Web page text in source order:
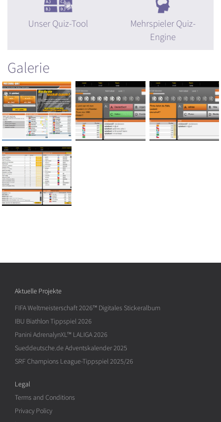
Unser Quiz-Tool
Mehrspieler Quiz-
Engine
Galerie
Aktuelle Projekte
FIFA Weltmeisterschaft 2026™ Digitales Stickeralbum
IBU Biathlon Tippspiel 2026
Panini AdrenalynXL™ LALIGA 2026
Sueddeutsche.de Adventskalender 2025
SRF Champions League-Tippspiel 2025/26
Legal
Terms and Conditions
Privacy Policy